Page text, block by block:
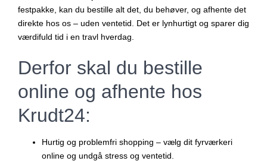
festpakke, kan du bestille alt det, du behøver, og afhente det
direkte hos os – uden ventetid. Det er lynhurtigt og sparer dig
værdifuld tid i en travl hverdag.
Derfor skal du bestille
online og afhente hos
Krudt24:
Hurtig og problemfri shopping – vælg dit fyrværkeri
online og undgå stress og ventetid.